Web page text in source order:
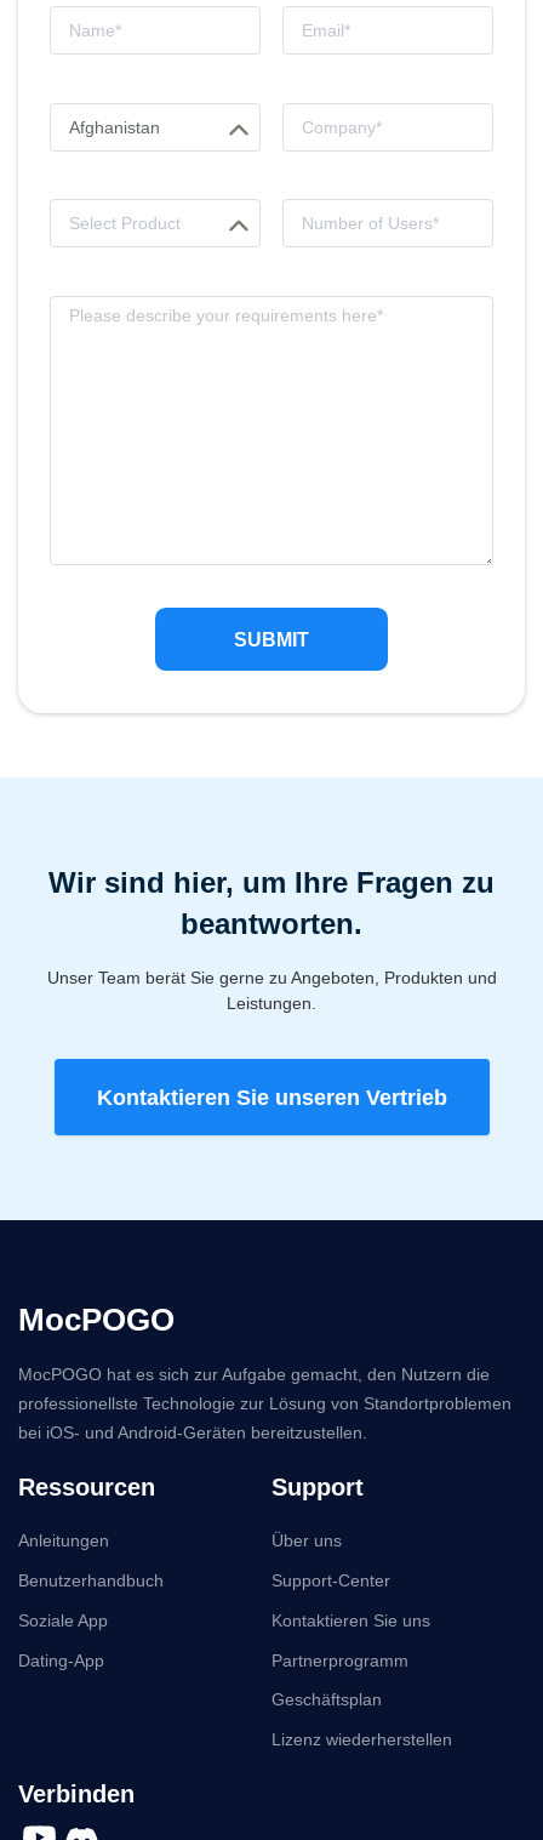
SUBMIT
Wir sind hier, um Ihre Fragen zu
beantworten.
Unser Team berät Sie gerne zu Angeboten, Produkten und
Leistungen.
Kontaktieren Sie unseren Vertrieb
MocPOGO
MocPOGO hat es sich zur Aufgabe gemacht, den Nutzern die
professionellste Technologie zur Lösung von Standortproblemen
bei iOS- und Android-Geräten bereitzustellen.
Ressourcen
Anleitungen
Benutzerhandbuch
Soziale App
Dating-App
Support
Über uns
Support-Center
Kontaktieren Sie uns
Partnerprogramm
Geschäftsplan
Lizenz wiederherstellen
Verbinden